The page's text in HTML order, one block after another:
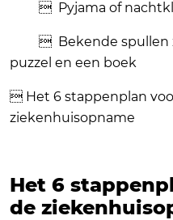
 Pyjama of
 Bekende spullen
puzzel en een boek
 Het 6 stappenplan
ziekenhuisopname
Het 6
de